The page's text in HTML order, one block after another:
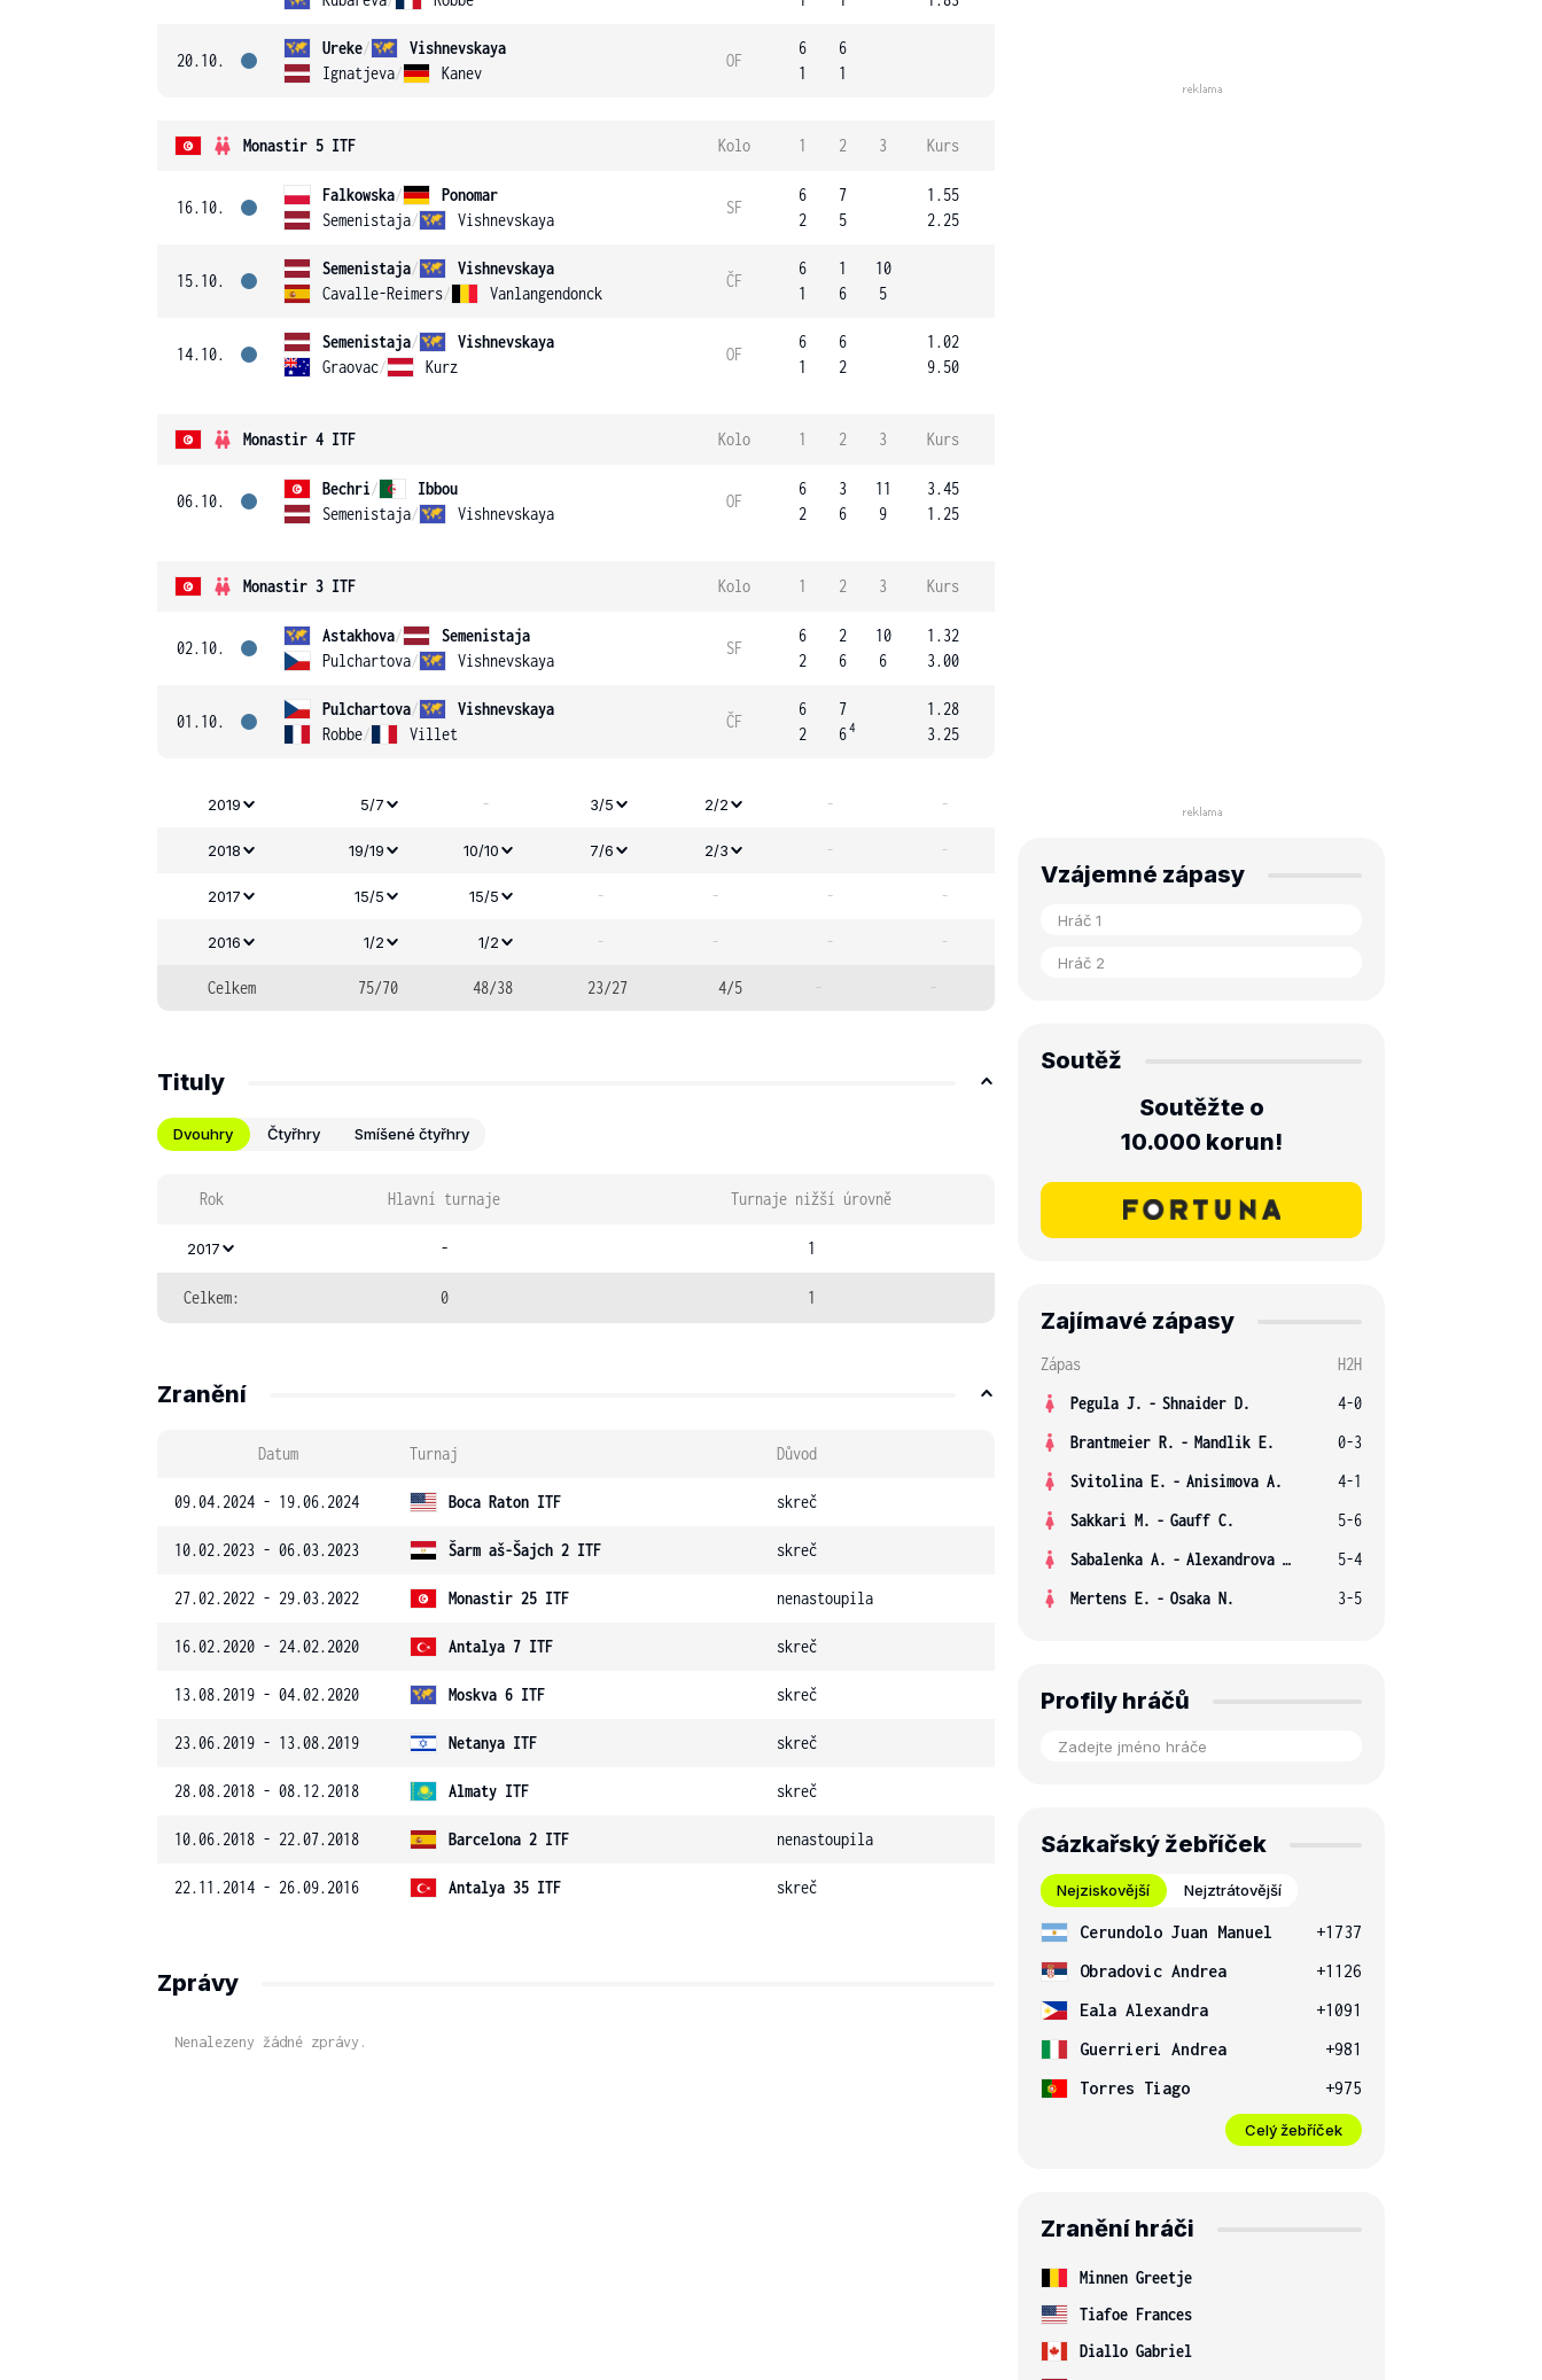
20.10.
Ureke/
Vishnevskaya
Ignatjeva/ Kanev
OF
6
1
6
1
Monastir 5 ITF Kolo 1 2 3 Kurs
16.10.
Falkowska/
Ponomar
Semenistaja/ Vishnevskaya
SF
6
2
7
5
1.55
2.25
15.10.
Semenistaja/
Vishnevskaya
Cavalle-Reimers/ Vanlangendonck
ČF
6
1
1
6
10
5
14.10.
Semenistaja/
Vishnevskaya
Graovac/ Kurz
OF
6
1
6
2
1.02
9.50
Monastir 4 ITF Kolo 1 2 3 Kurs
06.10.
Bechri/
Ibbou
Semenistaja/ Vishnevskaya
OF
6
2
3
6
11
9
3.45
1.25
Monastir 3 ITF Kolo 1 2 3 Kurs
02.10.
Astakhova/
Semenistaja
Pulchartova/ Vishnevskaya
SF
6
2
2
6
10
6
1.32
3.00
01.10.
Pulchartova/
Vishnevskaya
Robbe/ Villet
ČF
6
2
7
64
1.28
3.25
2019 5/7 - 3/5 2/2 - -
2018 19/19 10/10 7/6 2/3 - -
2017 15/5 15/5 - - - -
2016 1/2 1/2 - - - -
Celkem 75/70 48/38 23/27 4/5 - -
Tituly
Dvouhry Čtyřhry Smíšené čtyřhry
Rok Hlavní turnaje Turnaje nižší úrovně
2017 - 1
Celkem: 0 1
Zranění
Datum Turnaj Důvod
09.04.2024 - 19.06.2024 Boca Raton ITF skreč
10.02.2023 - 06.03.2023 Šarm aš-Šajch 2 ITF skreč
27.02.2022 - 29.03.2022 Monastir 25 ITF nenastoupila
16.02.2020 - 24.02.2020 Antalya 7 ITF skreč
13.08.2019 - 04.02.2020 Moskva 6 ITF skreč
23.06.2019 - 13.08.2019 Netanya ITF skreč
28.08.2018 - 08.12.2018 Almaty ITF skreč
10.06.2018 - 22.07.2018 Barcelona 2 ITF nenastoupila
22.11.2014 - 26.09.2016 Antalya 35 ITF skreč
Zprávy
Nenalezeny žádné zprávy.
Vzájemné zápasy
Soutěž
Soutěžte o
10.000 korun!
Zajímavé zápasy
Zápas
H2H
Pegula J. - Shnaider D.
4-0
Brantmeier R. - Mandlik E.
0-3
Svitolina E. - Anisimova A.
4-1
Sakkari M. - Gauff C.
5-6
Sabalenka A. - Alexandrova E.
5-4
Mertens E. - Osaka N. 3-5
Profily hráčů
Sázkařský žebříček
Nejziskovější Nejztrátovější
Cerundolo Juan Manuel
+1737
Obradovic Andrea
+1126
Eala Alexandra
+1091
Guerrieri Andrea
+981
Torres Tiago
+975
Celý žebříček
Zranění hráči
Minnen Greetje
Tiafoe Frances
Diallo Gabriel